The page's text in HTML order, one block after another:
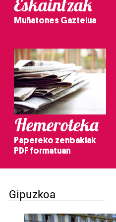
Eskaintzak
Muñatones Gaztelua
Hemeroteka
Papereko zenbakiak
PDF formatuan
Gipuzkoa